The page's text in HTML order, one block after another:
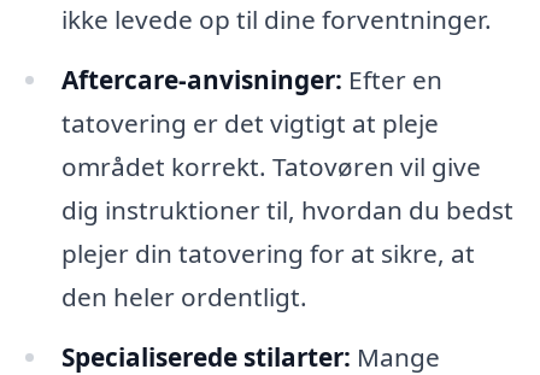
ikke levede op til dine forventninger.
Aftercare-anvisninger: Efter en
tatovering er det vigtigt at pleje
området korrekt. Tatovøren vil give
dig instruktioner til, hvordan du bedst
plejer din tatovering for at sikre, at
den heler ordentligt.
Specialiserede stilarter: Mange